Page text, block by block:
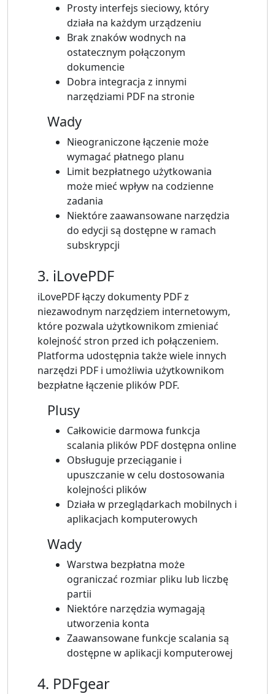
Prosty interfejs sieciowy, który
działa na każdym urządzeniu
Brak znaków wodnych na
ostatecznym połączonym
dokumencie
Dobra integracja z innymi
narzędziami PDF na stronie
Wady
Nieograniczone łączenie może
wymagać płatnego planu
Limit bezpłatnego użytkowania
może mieć wpływ na codzienne
zadania
Niektóre zaawansowane narzędzia
do edycji są dostępne w ramach
subskrypcji
3. iLovePDF
iLovePDF łączy dokumenty PDF z
niezawodnym narzędziem internetowym,
które pozwala użytkownikom zmieniać
kolejność stron przed ich połączeniem.
Platforma udostępnia także wiele innych
narzędzi PDF i umożliwia użytkownikom
bezpłatne łączenie plików PDF.
Plusy
Całkowicie darmowa funkcja
scalania plików PDF dostępna online
Obsługuje przeciąganie i
upuszczanie w celu dostosowania
kolejności plików
Działa w przeglądarkach mobilnych i
aplikacjach komputerowych
Wady
Warstwa bezpłatna może
ograniczać rozmiar pliku lub liczbę
partii
Niektóre narzędzia wymagają
utworzenia konta
Zaawansowane funkcje scalania są
dostępne w aplikacji komputerowej
4. PDFgear